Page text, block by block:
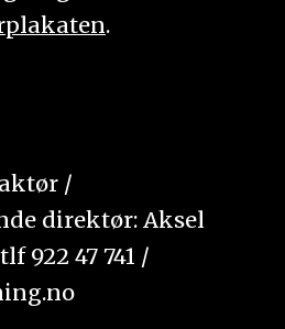
.
/
direktør: Aksel
922 47 741 /